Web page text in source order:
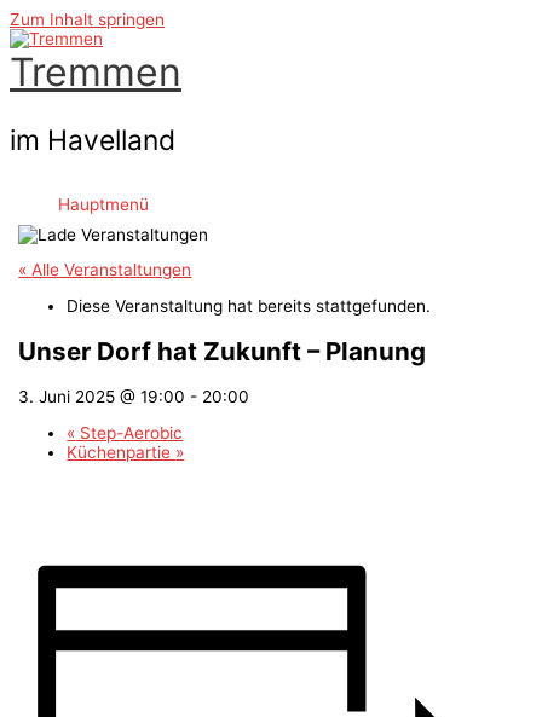
Zum Inhalt springen
Tremmen
im Havelland
Hauptmenü
« Alle Veranstaltungen
Diese Veranstaltung hat bereits stattgefunden.
Unser Dorf hat Zukunft – Planung
3. Juni 2025 @ 19:00 - 20:00
« Step-Aerobic
Küchenpartie »